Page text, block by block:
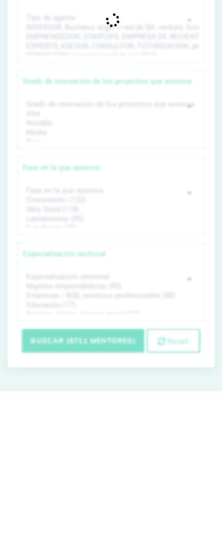
Grado de innovación de los proyectos que asesora
Fase en la que asesora
Especialización sectorial
BUSCAR (6711 MENTORES) Reset